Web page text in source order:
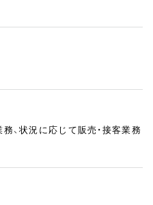
、状況に応じて販売・接客業務